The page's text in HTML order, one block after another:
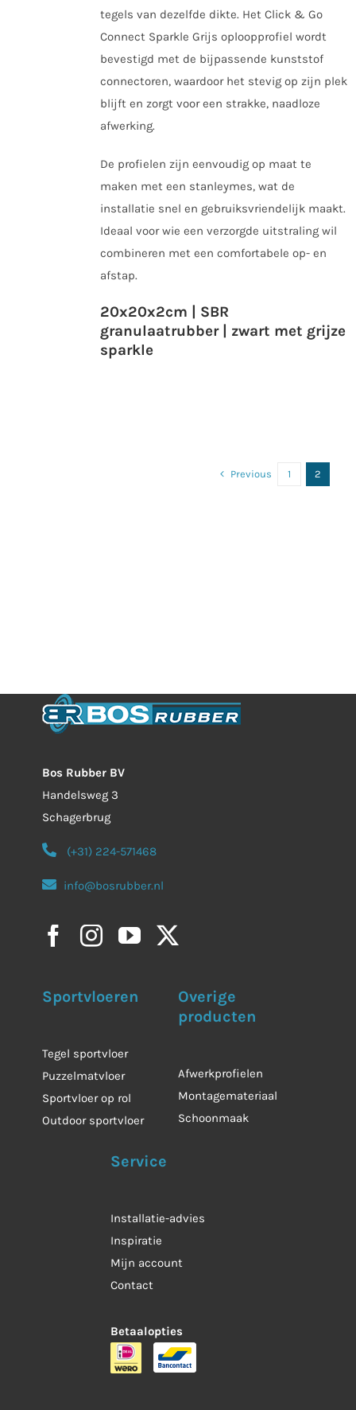
tegels van dezelfde dikte. Het Click & Go
Connect Sparkle Grijs oploopprofiel wordt
bevestigd met de bijpassende kunststof
connectoren, waardoor het stevig op zijn plek
blijft en zorgt voor een strakke, naadloze
afwerking.
De profielen zijn eenvoudig op maat te
maken met een stanleymes, wat de
installatie snel en gebruiksvriendelijk maakt.
Ideaal voor wie een verzorgde uitstraling wil
combineren met een comfortabele op- en
afstap.
20x20x2cm | SBR
granulaatrubber | zwart met grijze
sparkle
Previous 1 2
Bos Rubber BV
Handelsweg 3
Schagerbrug
(+31) 224-571468
info@bosrubber.nl
Sportvloeren
Tegel sportvloer
Puzzelmatvloer
Sportvloer op rol
Outdoor sportvloer
Overige
producten
Afwerkprofielen
Montagemateriaal
Schoonmaak
Service
Installatie-advies
Inspiratie
Mijn account
Contact
Betaalopties